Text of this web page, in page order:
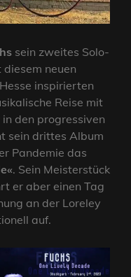
sein zweites Solo-
diesem neuen
inspirierten
Reise mit
den progressiven
sein drittes Album
Pandemie das
. Sein Meisterstück
er aber einen Tag
an der Loreley
auf.